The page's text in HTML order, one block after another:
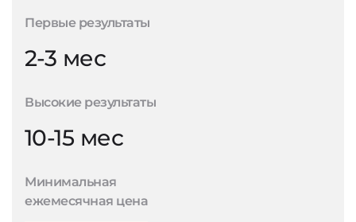
Первые результаты
2-3 мес
Высокие результаты
10-15 мес
Минимальная
ежемесячная цена